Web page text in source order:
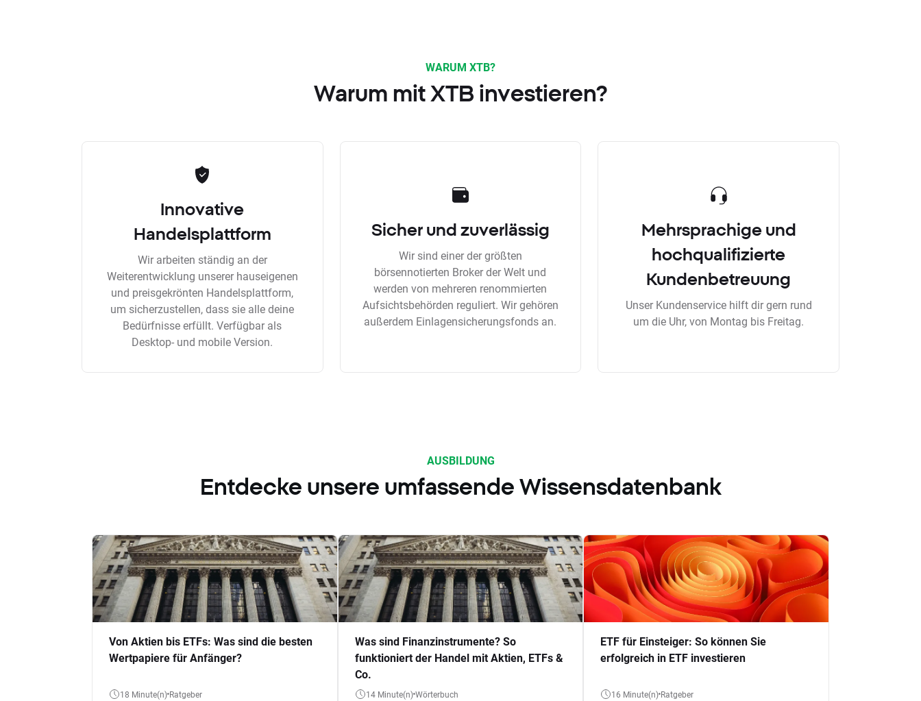
WARUM XTB?
Warum mit XTB investieren?
Innovative
Handelsplattform
Wir arbeiten ständig an der
Weiterentwicklung unserer hauseigenen
und preisgekrönten Handelsplattform,
um sicherzustellen, dass sie alle deine
Bedürfnisse erfüllt. Verfügbar als
Desktop- und mobile Version.
Sicher und zuverlässig
Wir sind einer der größten
börsennotierten Broker der Welt und
werden von mehreren renommierten
Aufsichtsbehörden reguliert. Wir gehören
außerdem Einlagensicherungsfonds an.
Mehrsprachige und
hochqualifizierte
Kundenbetreuung
Unser Kundenservice hilft dir gern rund
um die Uhr, von Montag bis Freitag.
AUSBILDUNG
Entdecke unsere umfassende Wissensdatenbank
Von Aktien bis ETFs: Was sind die besten
Wertpapiere für Anfänger?
18 Minute(n) Ratgeber
Was sind Finanzinstrumente? So
funktioniert der Handel mit Aktien, ETFs &
Co.
14 Minute(n) Wörterbuch
ETF für Einsteiger: So können Sie
erfolgreich in ETF investieren
16 Minute(n) Ratgeber